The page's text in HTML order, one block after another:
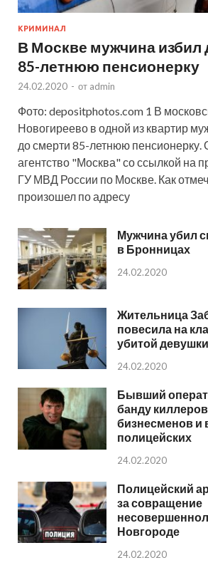
КРИМИНАЛ
В Москве мужчина избил
85-летнюю пенсионерку
24.02.2020 - от admin
Фото: depositphotos.com 1 В
Новогиреево в одной из квартир
до смерти 85-летнюю пенсионерку.
агентство "Москва" со ссылкой на
ГУ МВД России по Москве. Как
произошел по адресу
Мужчина убил
в Бронницах
24.02.2020
Жительница
повесила на
убитой
24.02.2020
Бывший
банду
бизнесменов и
полицейских
24.02.2020
Полицейский
за совращение
Новгороде
24.02.2020